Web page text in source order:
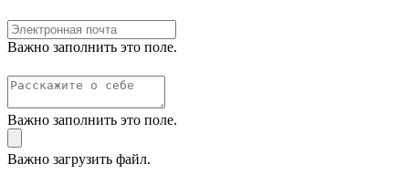
Важно заполнить это поле.
Важно заполнить это поле.
Важно загрузить файл.